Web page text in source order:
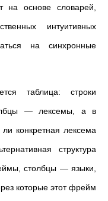
на основе словарей,
интуитивных
на синхронные
таблица: строки
— лексемы, а в
ли конкретная лексема
структура
столбцы —языки,
которые этот фрейм